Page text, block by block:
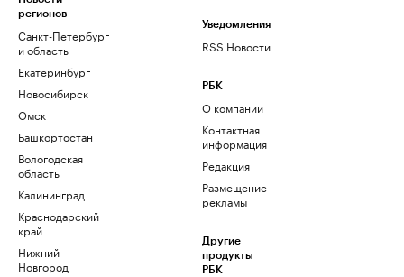
регионов
Санкт-Петербург
и область
Екатеринбург
Новосибирск
Омск
Башкортостан
Вологодская
область
Калининград
Краснодарский
край
Нижний
Новгород
Уведомления
RSS Новости
РБК
О компании
Контактная
информация
Редакция
Размещение
рекламы
Другие
продукты
РБК